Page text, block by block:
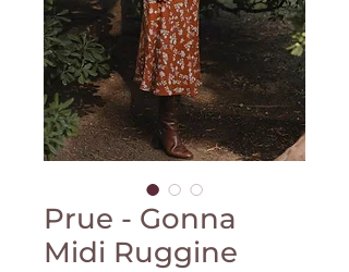
Prue - Gonna
Midi Ruggine